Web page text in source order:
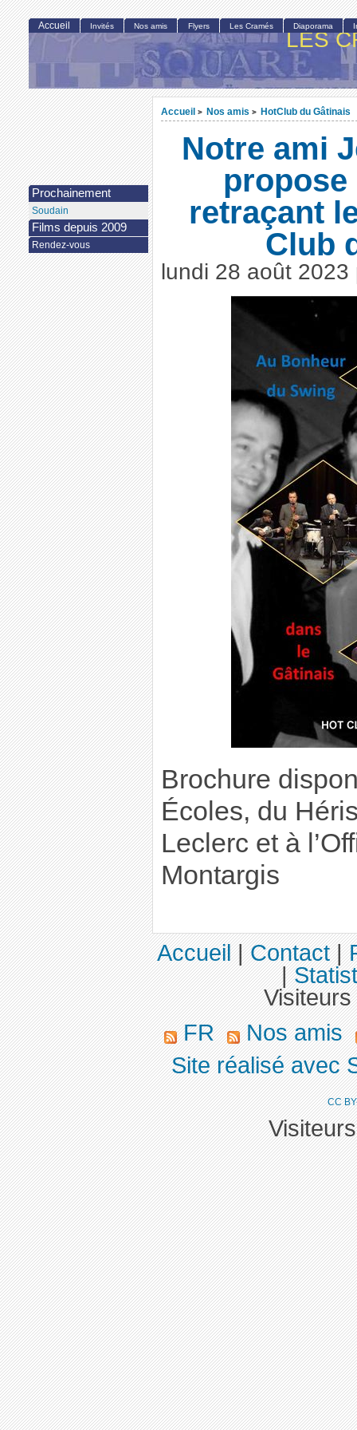
LES
Accueil > Nos amis > HotClub du Gâtinais
Notre ami
retraçant
Club
lundi 28 août 2023
Brochure
Écoles, du
Leclerc et à
Montargis
Accueil Invités Nos amis Flyers Les Cramés Diaporama
Prochainement
Soudain
Films depuis 2009
Rendez-vous
Accueil|Contact|
|
FR
Nos amis
Site réalisé avec
CC